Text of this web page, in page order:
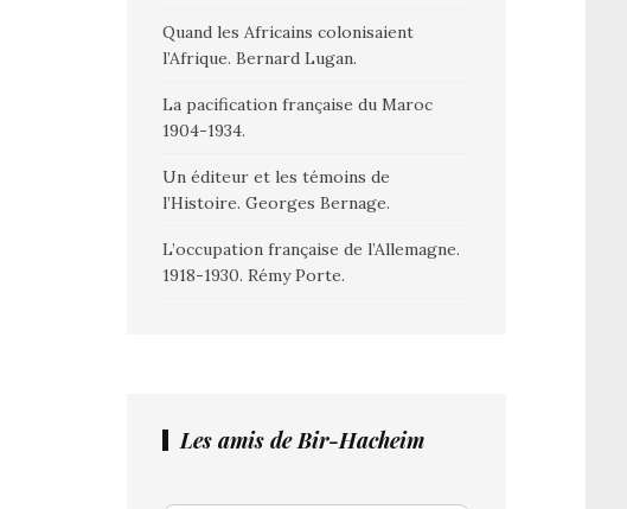
Quand les Africains colonisaient
l’Afrique. Bernard Lugan.
La pacification française du Maroc
1904-1934.
Un éditeur et les témoins de
l’Histoire. Georges Bernage.
L’occupation française de l’Allemagne.
1918-1930. Rémy Porte.
Les amis de Bir-Hacheim